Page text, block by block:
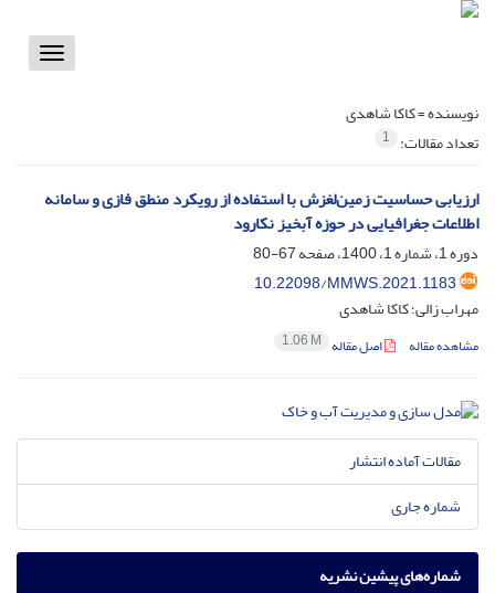
Toggle
نویسنده =کاکا شاهدی
تعداد مقالات: 1
ارزیابی حساسیت زمین‌لغزش با استفاده از رویکرد منطق فازی و سامانه
اطلاعات جغرافیایی در حوزه آبخیز نکارود
دوره 1، شماره 1، 1400، صفحه
67-80
10.22098/MMWS.2021.1183
مهراب زالی؛ کاکا شاهدی
مشاهده مقاله اصل مقاله 1.06 M
مقالات آماده انتشار
شماره جاری
شماره‌های پیشین نشریه